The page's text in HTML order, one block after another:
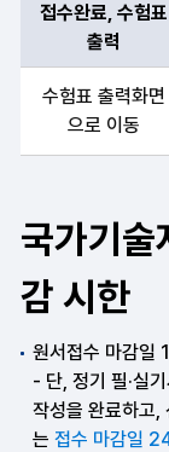
접수완료 및 수험
접수완료, 수험표
출력
수험표 출력화면
으로 이동
국가기술
감 시한
원서접수 마감일
- 단, 정기 필·실
작성을 완료하고,
는 접수 마감일